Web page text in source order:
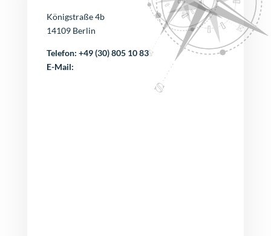
Königstraße 4b
14109 Berlin
Telefon: +49 (30) 805 10 83
E-Mail: